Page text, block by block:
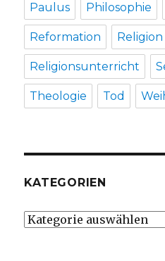
Paulus Philosophie
Reformation Religion
Religionsunterricht
Theologie Tod
KATEGORIEN
Kategorien